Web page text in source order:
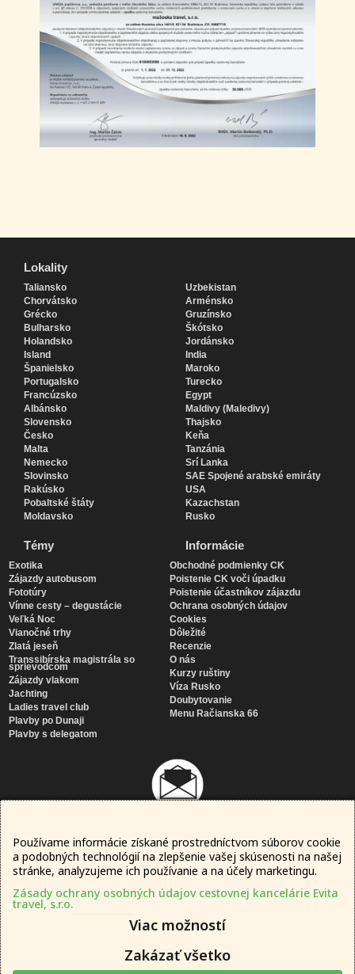
Lokality
Taliansko
Chorvátsko
Grécko
Bulharsko
Holandsko
Island
Španielsko
Portugalsko
Francúzsko
Albánsko
Slovensko
Česko
Malta
Nemecko
Slovinsko
Rakúsko
Pobaltské štáty
Moldavsko
Uzbekistan
Arménsko
Gruzínsko
Škótsko
Jordánsko
India
Maroko
Turecko
Egypt
Maldivy (Maledivy)
Thajsko
Keňa
Tanzánia
Srí Lanka
SAE Spojené arabské emiráty
USA
Kazachstan
Rusko
Témy
Exotika
Zájazdy autobusom
Fototúry
Vínne cesty – degustácie
Veľká Noc
Vianočné trhy
Zlatá jeseň
Transsibírska magistrála so
sprievodcom
Zájazdy vlakom
Jachting
Ladies travel club
Plavby po Dunaji
Plavby s delegatom
Informácie
Obchodné podmienky CK
Poistenie CK voči úpadku
Poistenie účastníkov zájazdu
Ochrana osobných údajov
Cookies
Dôležité
Recenzie
O nás
Kurzy ruštiny
Víza Rusko
Doubytovanie
Menu Račianska 66
Newsletter
SÚHLASÍM SOSPRACOVANÍM MOJICH OSOBNÝCH ÚDAJOV
Používame informácie získané prostredníctvom súborov cookie
a podobných technológií na zlepšenie vašej skúsenosti na našej
stránke, analyzujeme ich používanie a na účely marketingu.
Zásady ochrany osobných údajov cestovnej kancelárie Evita
travel, s.r.o.
Viac možností
Zakázať všetko